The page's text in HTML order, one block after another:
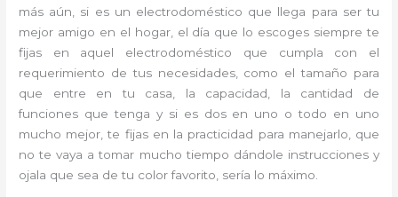
más aún, si es un electrodoméstico que llega para ser tu
mejor amigo en el hogar, el día que lo escoges siempre te
fijas en aquel electrodoméstico que cumpla con el
requerimiento de tus necesidades, como el tamaño para
que entre en tu casa, la capacidad, la cantidad de
funciones que tenga y si es dos en uno o todo en uno
mucho mejor, te fijas en la practicidad para manejarlo, que
no te vaya a tomar mucho tiempo dándole instrucciones y
ojala que sea de tu color favorito, sería lo máximo.